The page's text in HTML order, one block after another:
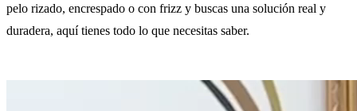
pelo rizado, encrespado o con frizz y buscas una solución real y
duradera, aquí tienes todo lo que necesitas saber.